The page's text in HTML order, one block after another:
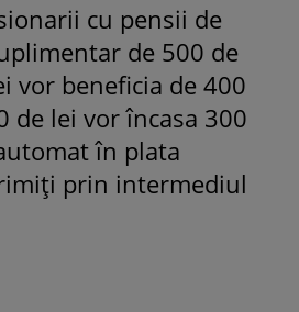
cu pensii de
de 500 de
vor beneficia de 400
de lei vor încasa 300
în plata
prin intermediul